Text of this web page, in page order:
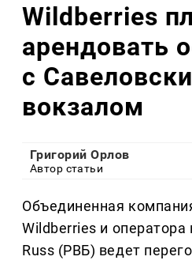
Wildberries
арендовать
с
вокзалом
Григорий Орлов
Автор статьи
Объединенная
Wildberries и
Russ (РВБ) ведет